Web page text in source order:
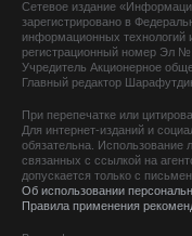
Сетевое издание
зарегистрировано в
информационных технологий
регистрационный номер Эл
Учредитель Акционерное
Главный редактор
При перепечатке или
Для интернет-изданий и
обязательна.
связанных с ссылкой на
допускается только с
Об использовании
Правила применения